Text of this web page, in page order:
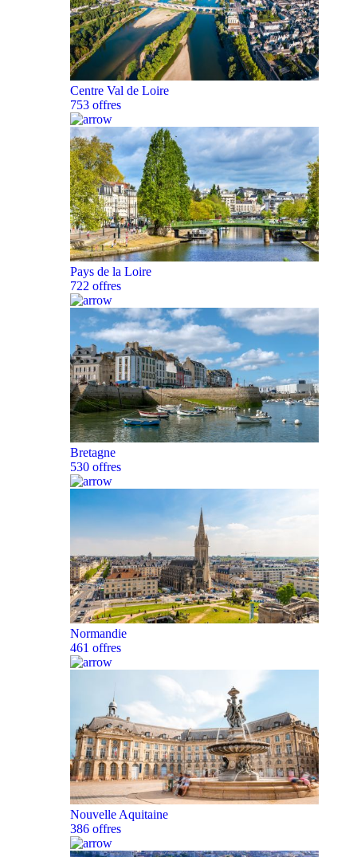
Centre Val de Loire
753 offres
Pays de la Loire
722 offres
Bretagne
530 offres
Normandie
461 offres
Nouvelle Aquitaine
386 offres